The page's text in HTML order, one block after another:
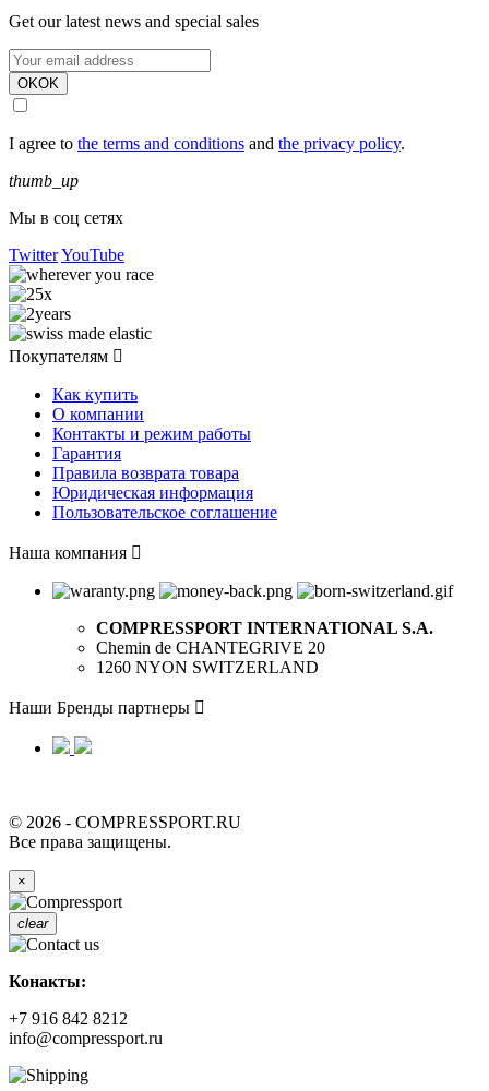
Get our latest news and special sales
OKOK
I agree to the terms and conditions and the privacy policy.
thumb_up
Мы в соц сетях
TwitterYouTube
Покупателям 
Как купить
О компании
Контакты и режим работы
Гарантия
Правила возврата товара
Юридическая информация
Пользовательское соглашение
Наша компания 
COMPRESSPORT INTERNATIONAL S.A.
Chemin de CHANTEGRIVE 20
1260 NYON SWITZERLAND
Наши Бренды партнеры 
© 2026 - COMPRESSPORT.RU
Все права защищены.
×
clear
Конакты:
+7 916 842 8212
info@compressport.ru